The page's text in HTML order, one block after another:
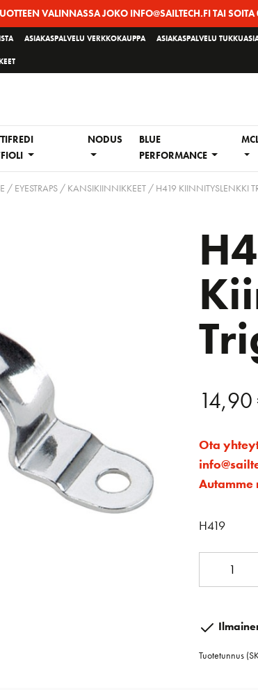
VALINNASSA JOKO INFO@SAILTECH.FI TAI
ASIAKASPALVELU VERKKOKAUPPA ASIAKASPALVELU
NODUS
BLUE
PERFORMANCE
/ EYESTRAPS / KANSIKIINNIKKEET/ H419 KIINNITYSLENKKI
14,90
Ota
Autamme
H419
cleatille
Tuotetunnus